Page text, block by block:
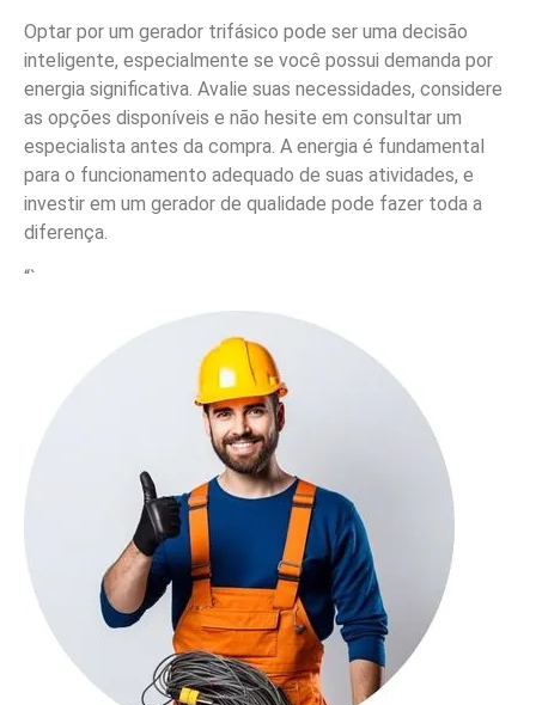
Optar por um gerador trifásico pode ser uma decisão
inteligente, especialmente se você possui demanda por
energia significativa. Avalie suas necessidades, considere
as opções disponíveis e não hesite em consultar um
especialista antes da compra. A energia é fundamental
para o funcionamento adequado de suas atividades, e
investir em um gerador de qualidade pode fazer toda a
diferença.
“`